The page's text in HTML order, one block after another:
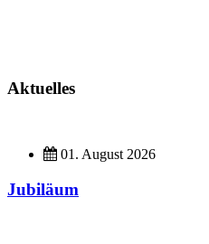
Aktuelles
01. August 2026
Jubiläum